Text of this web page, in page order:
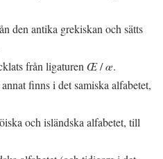
den antika grekiskan och sätts
från ligaturen Œ/œ.
finns i det samiska alfabetet,
och isländska alfabetet, till